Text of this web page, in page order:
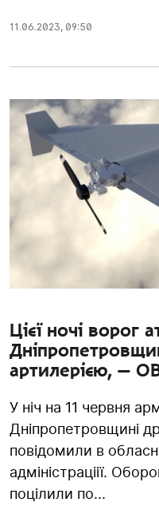
11.06.2023, 09:50
Цієї ночі ворог
артилерією, —
У ніч на 11 червня
Дніпропетровщині
повідомили в
адміністраціії.
поцілили по...